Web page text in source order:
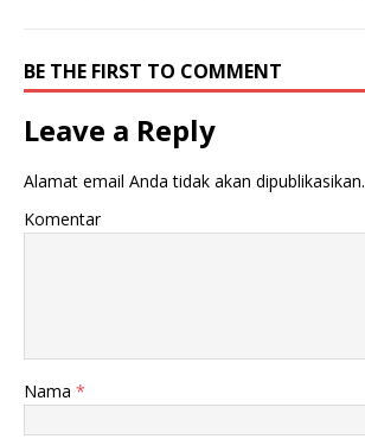
BE THE FIRST TO COMMENT
Leave a Reply
Alamat email Anda tidak akan dipublikasikan.
Komentar
Nama *